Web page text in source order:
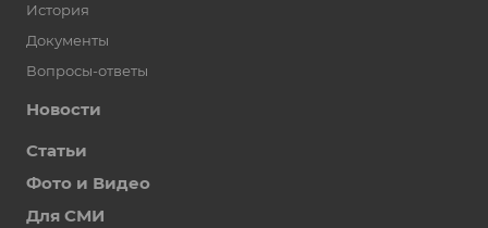
История
Документы
Вопросы-ответы
Новости
Статьи
Фото и Видео
Для СМИ